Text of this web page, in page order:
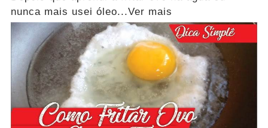
nunca mais usei óleo...Ver mais